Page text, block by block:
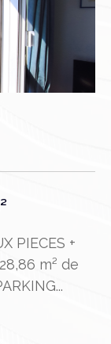
PIECES +
m² de